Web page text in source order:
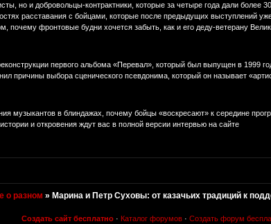
но и добровольцы-контрактники, которые за четыре года дали более
расставания с бойцами, которые после предыдущих выступлений
фронтовые будни хочется забыть, как и его деду-ветерану
первого альбома «Перевал», который был выпущен в 1999
причины выбора сценического псевдонима, который он называет
музыкантов в блиндажах, почему бойцы «воскресают» к середине
и откровения ждут вас в полной версии интервью на сайте
о разном »Марина и Петр Суховы: от казачьих традиций к
Создать сайт бесплатно · Каталог форумов · Создать форум